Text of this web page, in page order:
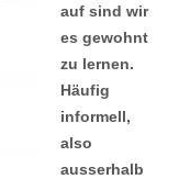
auf sind wir
es gewohnt
zu lernen.
Häufig
informell,
also
ausserhalb